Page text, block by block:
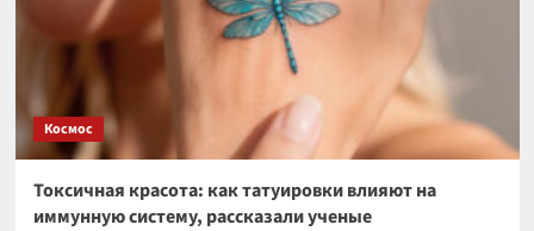
Космос
Токсичная красота: как татуировки влияют на
иммунную систему, рассказали ученые